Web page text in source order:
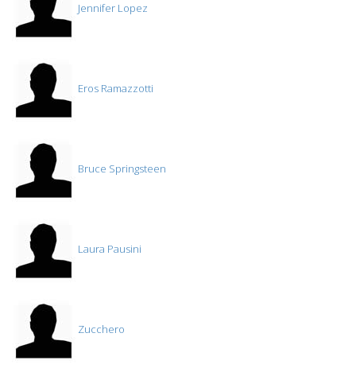
Jennifer Lopez
Eros Ramazzotti
Bruce Springsteen
Laura Pausini
Zucchero